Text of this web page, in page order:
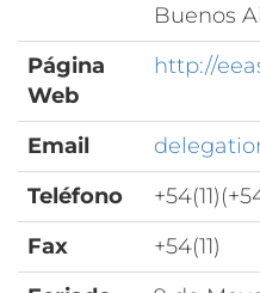
Buenos
Página
Web
http://
Email
Teléfono
Fax
+54(11)